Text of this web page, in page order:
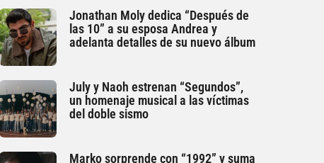
Jonathan Moly dedica “Después de
las 10” a su esposa Andrea y
adelanta detalles de su nuevo álbum
July y Naoh estrenan “Segundos”,
un homenaje musical a las víctimas
del doble sismo
Marko sorprende con “1992” y suma